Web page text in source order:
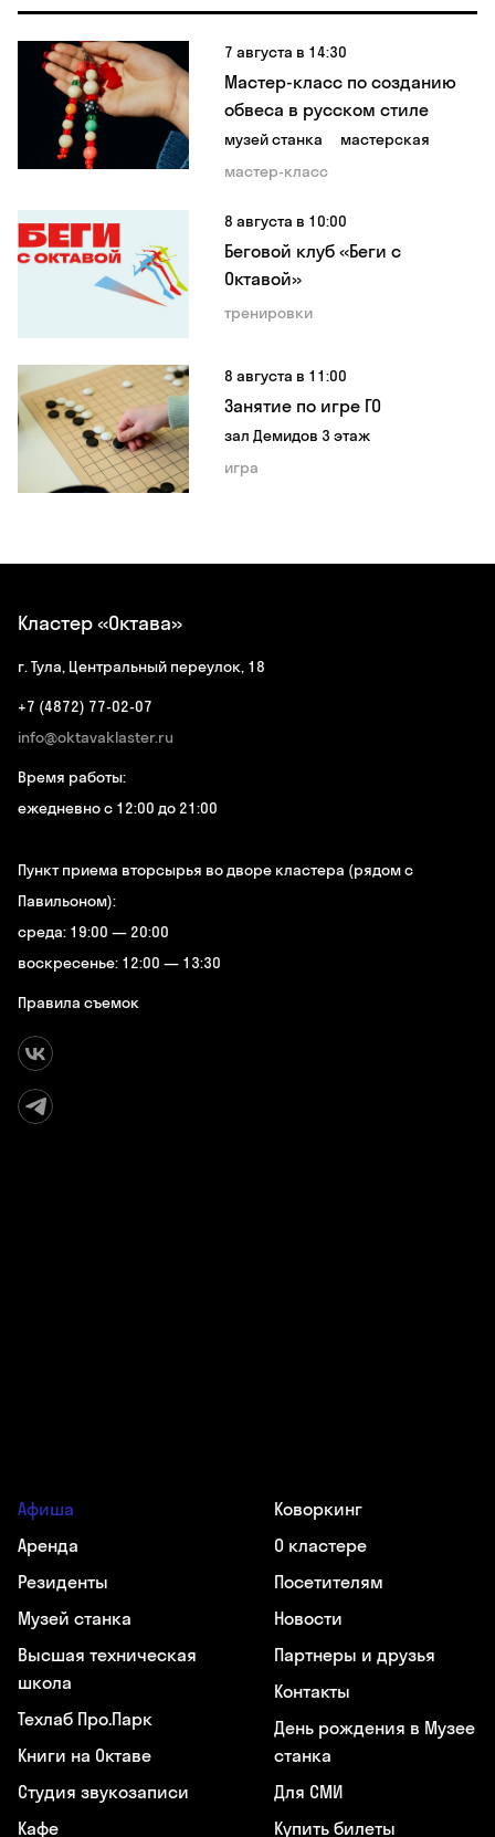
7 августа в 14:30
Мастер-класс по созданию
обвеса в русском стиле
музей станка
мастерская
мастер-класс
8 августа в 10:00
Беговой клуб «Беги с
Октавой»
тренировки
8 августа в 11:00
Занятие по игре ГО
зал Демидов 3 этаж
игра
Кластер «Октава»
г. Тула, Центральный переулок, 18
+7 (4872) 77-02-07
info@oktavaklaster.ru
Время работы:
ежедневно с 12:00 до 21:00
Пункт приема вторсырья во дворе кластера (рядом с
Павильоном):
среда: 19:00 — 20:00
воскресенье: 12:00 — 13:30
Правила съемок
Афиша
Аренда
Резиденты
Музей станка
Высшая техническая
школа
Техлаб Про.Парк
Книги на Октаве
Студия звукозаписи
Кафе
Коворкинг
О кластере
Посетителям
Новости
Партнеры и друзья
Контакты
День рождения в Музее
станка
Для СМИ
Купить билеты